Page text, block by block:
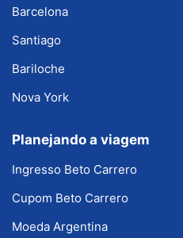
Barcelona
Santiago
Bariloche
Nova York
Planejando a viagem
Ingresso Beto Carrero
Cupom Beto Carrero
Moeda Argentina